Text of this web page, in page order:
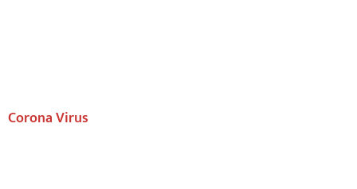
Corona Virus